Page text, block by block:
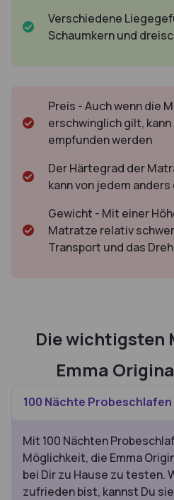
Verschiedene
Schaumkern und
Preis - Auch wenn die
erschwinglich gilt,
empfunden werden
Der Härtegrad der
kann von jedem
Gewicht - Mit einer
Matratze relativ
Transport und das
Die wichtigsten
Emma
100 Nächte Probeschlafen
Mit 100 Nächten
Möglichkeit, die Emma
bei Dir zu Hause zu testen.
zufrieden bist, kannst Du